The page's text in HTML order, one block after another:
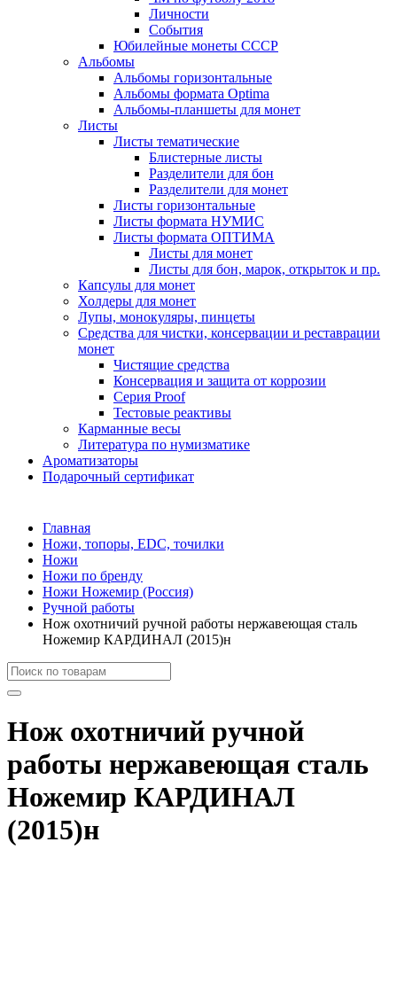
Личности
События
Юбилейные монеты СССР
Альбомы
Альбомы горизонтальные
Альбомы формата Optima
Альбомы-планшеты для монет
Листы
Листы тематические
Блистерные листы
Разделители для бон
Разделители для монет
Листы горизонтальные
Листы формата НУМИС
Листы формата ОПТИМА
Листы для монет
Листы для бон, марок, открыток и пр.
Капсулы для монет
Холдеры для монет
Лупы, монокуляры, пинцеты
Средства для чистки, консервации и реставрации
монет
Чистящие средства
Консервация и защита от коррозии
Серия Proof
Тестовые реактивы
Карманные весы
Литература по нумизматике
Ароматизаторы
Подарочный сертификат
Главная
Ножи, топоры, EDC, точилки
Ножи
Ножи по бренду
Ножи Ножемир (Россия)
Ручной работы
Нож охотничий ручной работы нержавеющая сталь
Ножемир КАРДИНАЛ (2015)н
Нож охотничий ручной
работы нержавеющая сталь
Ножемир КАРДИНАЛ
(2015)н